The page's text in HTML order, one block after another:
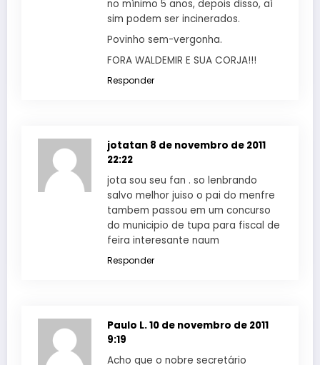
no mínimo 5 anos, depois disso, aí
sim podem ser incinerados.
Povinho sem-vergonha.
FORA WALDEMIR E SUA CORJA!!!
Responder
jotatan 8 de novembro de 2011
22:22
jota sou seu fan . so lenbrando
salvo melhor juiso o pai do menfre
tambem passou em um concurso
do municipio de tupa para fiscal de
feira interesante naum
Responder
Paulo L.10 de novembro de 2011
9:19
Acho que o nobre secretário